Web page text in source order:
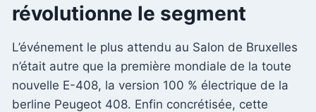
révolutionne le segment
L’événement le plus attendu au Salon de Bruxelles
n’était autre que la première mondiale de la toute
nouvelle E-408, la version 100 % électrique de la
berline Peugeot 408. Enfin concrétisée, cette